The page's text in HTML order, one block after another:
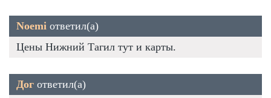
Noemi ответил(а)
Цены Нижний Тагил тут и карты.
Дог ответил(а)